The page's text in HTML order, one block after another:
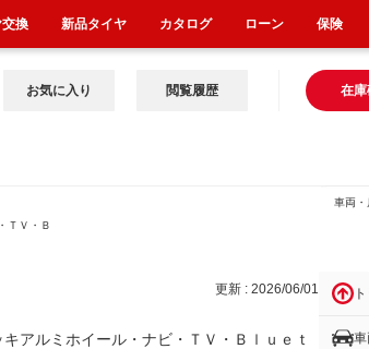
在
お気に入り 閲覧履歴
ＴＶ・Ｂ
車両・
更新 : 2026/06/01
ルミホイール・ナビ・ＴＶ・Ｂｌｕｅｔ
交換 新品タイヤ カタログ ローン 保険